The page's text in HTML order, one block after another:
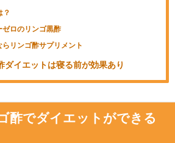
？
ゼロのリンゴ黒酢
リンゴ酢サプリメント
ダイエットは寝る前が効果あり
酢でダイエットができる